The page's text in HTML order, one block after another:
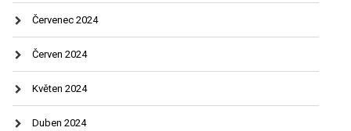
Červenec 2024
Červen 2024
Květen 2024
Duben 2024